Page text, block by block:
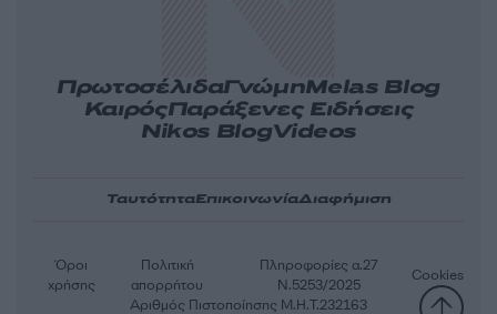
ΠρωτοσέλιδαΓνώμηMelas Blog
ΚαιρόςΠαράξενες Ειδήσεις
Nikos BlogVideos
ΤαυτότηταΕπικοινωνίαΔιαφήμιση
Αριθμός Πιστοποίησης Μ.Η.Τ.232163
Όροι
χρήσης
Πολιτική
απορρήτου
Πληροφορίες α.27
Ν.5253/2025
Cookies